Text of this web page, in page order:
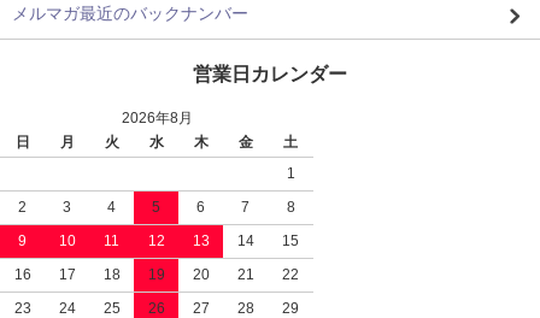
メルマガ最近のバックナンバー
営業日カレンダー
2026年8月
日
月 火 水 木 金
土
1
2
3 4 5 6 7
8
9
10 11 12 13 14
15
16
17 18 19 20 21
22
23
24 25 26 27 28
29